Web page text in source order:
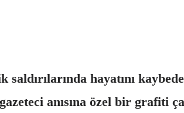
hayatını
anısına özel bir grafiti